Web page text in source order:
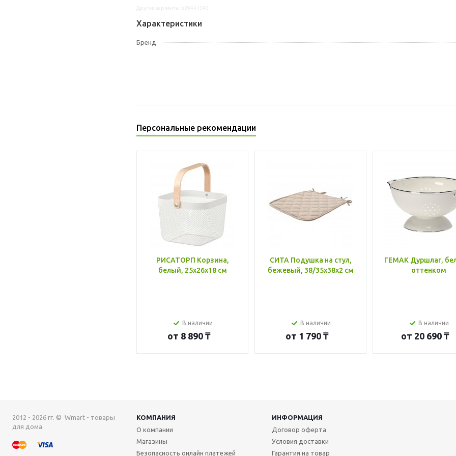
Характеристики
Бренд
Персональные рекомендации
РИСАТОРП Корзина,
белый, 25x26x18 см
В наличии
от 8 890 ₸
СИТА Подушка на стул,
бежевый, 38/35x38x2 см
В наличии
от 1 790 ₸
ГЕМАК Дуршлаг,
оттенком
В наличии
от 20 690 ₸
2012 - 2026 гг. © Wmart - товары
для дома
КОМПАНИЯ
ИНФОРМАЦИЯ
О компании
Магазины
Безопасность онлайн платежей
Договор оферта
Условия доставки
Гарантия на товар